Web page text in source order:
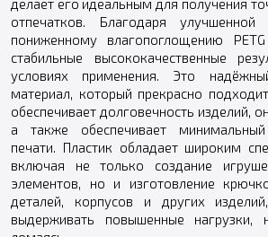
делает его идеальным для получения
отпечатков. Благодаря улучшенной
пониженному влагопоглощению
стабильные высококачественные
условиях применения. Это
материал, который прекрасно
обеспечивает долговечность изделий,
а также обеспечивает
печати. Пластик обладает широким
включая не только создание
элементов, но и изготовление
деталей, корпусов и других
выдерживать повышенные нагрузки,